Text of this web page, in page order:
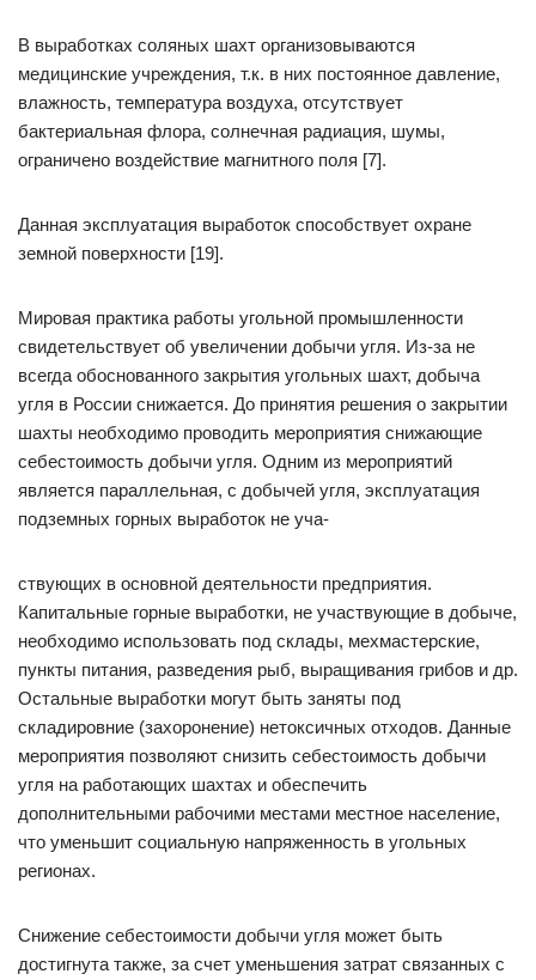
В выработках соляных шахт организовываются
медицинские учреждения, т.к. в них постоянное давление,
влажность, температура воздуха, отсутствует
бактериальная флора, солнечная радиация, шумы,
ограничено воздействие магнитного поля [7].
Данная эксплуатация выработок способствует охране
земной поверхности [19].
Мировая практика работы угольной промышленности
свидетельствует об увеличении добычи угля. Из-за не
всегда обоснованного закрытия угольных шахт, добыча
угля в России снижается. До принятия решения о закрытии
шахты необходимо проводить мероприятия снижающие
себестоимость добычи угля. Одним из мероприятий
является параллельная, с добычей угля, эксплуатация
подземных горных выработок не уча-
ствующих в основной деятельности предприятия.
Капитальные горные выработки, не участвующие в добыче,
необходимо использовать под склады, мехмастерские,
пункты питания, разведения рыб, выращивания грибов и др.
Остальные выработки могут быть заняты под
складировние (захоронение) нетоксичных отходов. Данные
мероприятия позволяют снизить себестоимость добычи
угля на работающих шахтах и обеспечить
дополнительными рабочими местами местное население,
что уменьшит социальную напряженность в угольных
регионах.
Снижение себестоимости добычи угля может быть
достигнута также, за счет уменьшения затрат связанных с